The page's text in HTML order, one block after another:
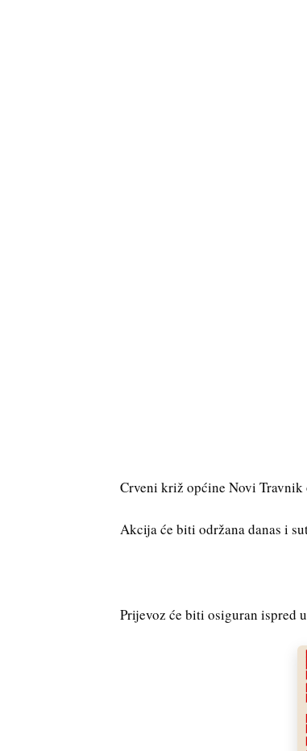
Crveni križ općine Novi
Akcija će biti održana danas i
Prijevoz će biti osiguran ispred